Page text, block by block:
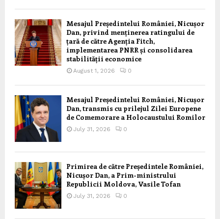
Mesajul Președintelui României, Nicușor
Dan, privind menținerea ratingului de
țară de către Agenția Fitch,
implementarea PNRR și consolidarea
stabilității economice
August 1, 2026 0
Mesajul Președintelui României, Nicușor
Dan, transmis cu prilejul Zilei Europene
de Comemorare a Holocaustului Romilor
July 31, 2026 0
Primirea de către Președintele României,
Nicușor Dan, a Prim-ministrului
Republicii Moldova, Vasile Tofan
July 31, 2026 0